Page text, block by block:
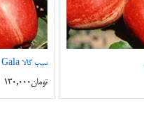
سیب گالا Gala
تومان130,000